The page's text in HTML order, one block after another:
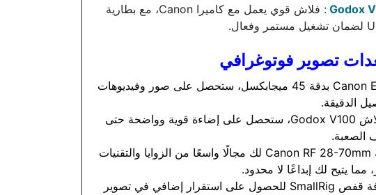
: فلاش قوي يعمل مع كاميرا Canon، مع بطارية
تصوير فوتوغرافي
مع Canon EOS R5 بدقة 45 ميجابكسل، ستحصل على صور وفيديوهات
الدقيقة.
بفضل ع فلاش Godox V100، ستحصل على إضاءة قوية وواضحة حتى
الصعبة.
توفر عدسة Canon RF 28-70mm لك مجالًا واسعًا من الزوايا والتقنيات
مما يتيح لك إبداعًا لا محدود.
يمكنك إضافة قفص SmallRig للحصول على استقرار إضافي في تصوير